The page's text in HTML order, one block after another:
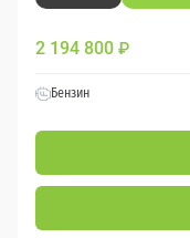
2 194 800 ₽
Бензин